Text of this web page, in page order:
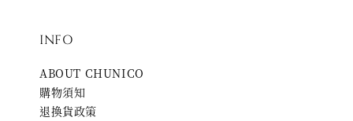
INFO
ABOUT CHUNICO
購物須知
退換貨政策